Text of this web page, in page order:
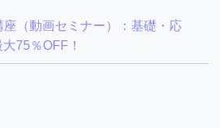
座（動画セミナー）：基礎・応
75％OFF！